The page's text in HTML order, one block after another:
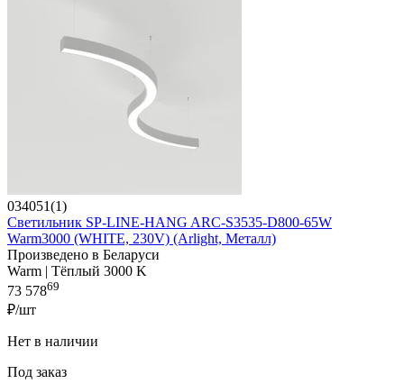
034051(1)
Светильник SP-LINE-HANG ARC-S3535-D800-65W
Warm3000 (WHITE, 230V) (Arlight, Металл)
Произведено в Беларуси
Warm | Тёплый 3000 K
73 57869
₽/шт
Нет в наличии
Под заказ